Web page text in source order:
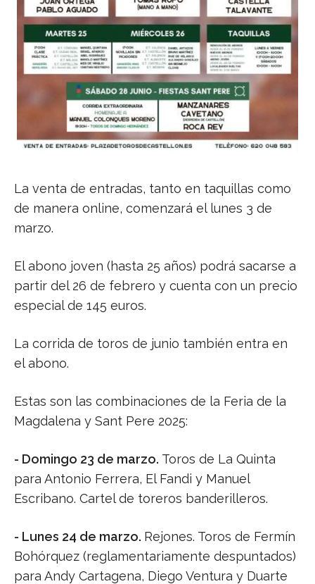
La venta de entradas, tanto en taquillas como
de manera online, comenzará el lunes 3 de
marzo.
El abono joven (hasta 25 años) podrá sacarse a
partir del 26 de febrero y cuenta con un precio
especial de 145 euros.
La corrida de toros de junio también entra en
el abono.
Estas son las combinaciones de la Feria de la
Magdalena y Sant Pere 2025:
- Domingo 23 de marzo. Toros de La Quinta
para Antonio Ferrera, El Fandi y Manuel
Escribano. Cartel de toreros banderilleros.
- Lunes 24 de marzo. Rejones. Toros de Fermín
Bohórquez (reglamentariamente despuntados)
para Andy Cartagena, Diego Ventura y Duarte